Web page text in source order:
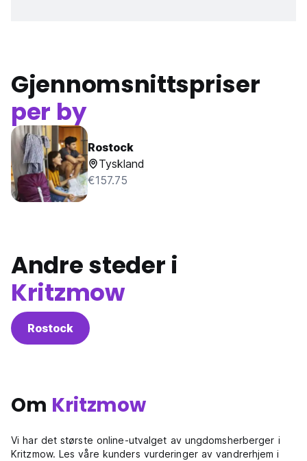
Gjennomsnittspriser
per by
Rostock
Tyskland
€157.75
Andre steder i
Kritzmow
Rostock
Om Kritzmow
Vi har det største online-utvalget av ungdomsherberger i
Kritzmow. Les våre kunders vurderinger av vandrerhjem i